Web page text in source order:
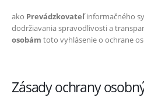
ako Prevádzkovateľinformačného
dodržiavania spravodlivosti a
osobám toto vyhlásenie o ochrane
Zásady ochrany